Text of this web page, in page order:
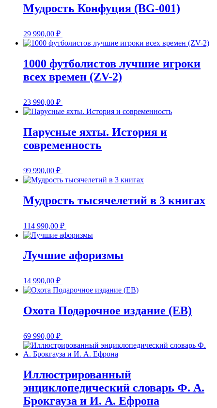
Мудрость Конфуция (BG-001)
29 990,00 ₽
1000 футболистов лучшие игроки
всех времен (ZV-2)
23 990,00 ₽
Парусные яхты. История и
современность
99 990,00 ₽
Мудрость тысячелетий в 3 книгах
114 990,00 ₽
Лучшие афоризмы
14 990,00 ₽
Охота Подарочное издание (EB)
69 990,00 ₽
Иллюстрированный
энциклопедический словарь Ф. А.
Брокгауза и И. А. Ефрона